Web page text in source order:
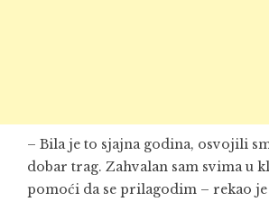
– Bila je to sjajna godina, osvojili
dobar trag. Zahvalan sam svima u
pomoći da se prilagodim – rekao je